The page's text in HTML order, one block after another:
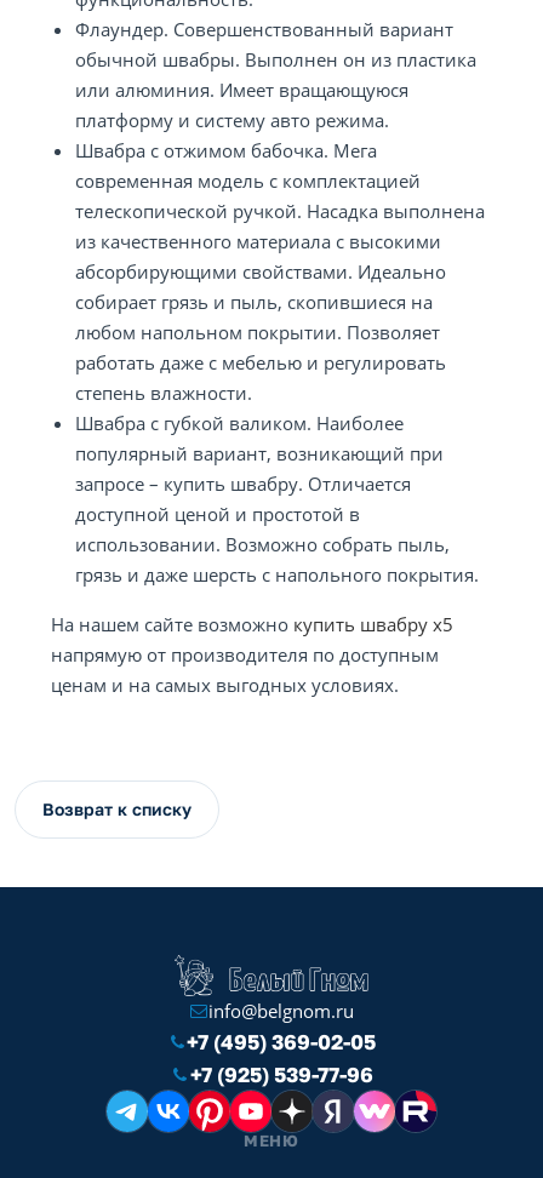
Флаундер. Совершенствованный вариант
обычной швабры. Выполнен он из пластика
или алюминия. Имеет вращающуюся
платформу и систему авто режима.
Швабра с отжимом бабочка. Мега
современная модель с комплектацией
телескопической ручкой. Насадка выполнена
из качественного материала с высокими
абсорбирующими свойствами. Идеально
собирает грязь и пыль, скопившиеся на
любом напольном покрытии. Позволяет
работать даже с мебелью и регулировать
степень влажности.
Швабра с губкой валиком. Наиболее
популярный вариант, возникающий при
запросе – купить швабру. Отличается
доступной ценой и простотой в
использовании. Возможно собрать пыль,
грязь и даже шерсть с напольного покрытия.
На нашем сайте возможно купить швабру x5
напрямую от производителя по доступным
ценам и на самых выгодных условиях.
Возврат к списку
info@belgnom.ru
+7 (495) 369-02-05
+7 (925) 539-77-96
МЕНЮ